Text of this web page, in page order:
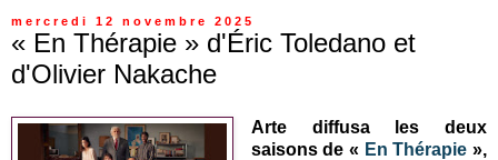
mercredi 12 novembre 2025
« En Thérapie » d'Éric Toledano et
d'Olivier Nakache
Arte diffusa les deux
saisons de « En Thérapie »,